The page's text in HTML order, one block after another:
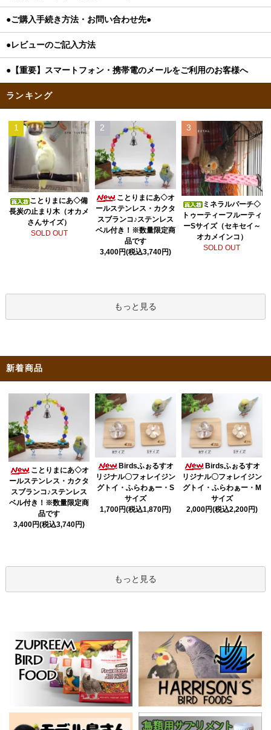
●ご購入手続き方法・お問い合わせ先●
●レビューのご記入方法
●【重要】スマートフォン・携帯電のメールをご利用のお客様へ
ランキング
1
ことりまにあ◇備
長炭の止まり木（オカメ
さんサイズ）
SOLD OUT
2
ことりまにあ◇オ
ールステンレス・カクタ
スブランコ♪ステンレス
ベル付き！※数量限定商
品です
3,400円(税込3,740円)
3
ミネラルパーチ◇
トゥーティーフルーティ
ーSサイズ（セキセイ～
オカメインコ）
SOLD OUT
もっと見る
新着商品
ことりまにあ◇オ
ールステンレス・カクタ
スブランコ♪ステンレス
ベル付き！※数量限定商
品です
3,400円(税込3,740円)
Birdsふぉるすオ
リジナル〇フォレイジン
グトイ・ふらわぁー・S
サイズ
1,700円(税込1,870円)
Birdsふぉるすオ
リジナル〇フォレイジン
グトイ・ふらわぁー・M
サイズ
2,000円(税込2,200円)
もっと見る